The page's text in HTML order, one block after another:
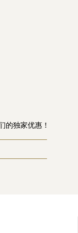
的独家优惠！